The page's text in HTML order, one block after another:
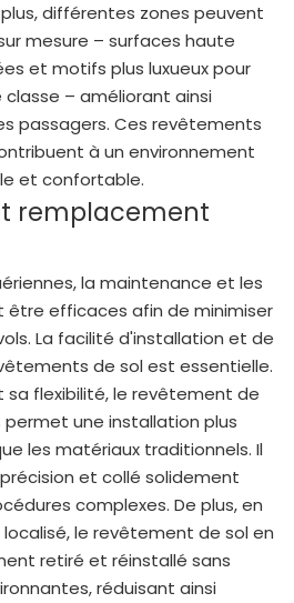
différentes zones peuvent
mesure – surfaces haute
et motifs plus luxueux pour
– améliorant ainsi
passagers. Ces revêtements
à un environnement
et confortable.
remplacement
la maintenance et les
être efficaces afin de minimiser
La facilité d'installation et de
de sol est essentielle.
flexibilité, le revêtement de
permet une installation plus
les matériaux traditionnels. Il
et collé solidement
complexes. De plus, en
le revêtement de sol en
retiré et réinstallé sans
réduisant ainsi